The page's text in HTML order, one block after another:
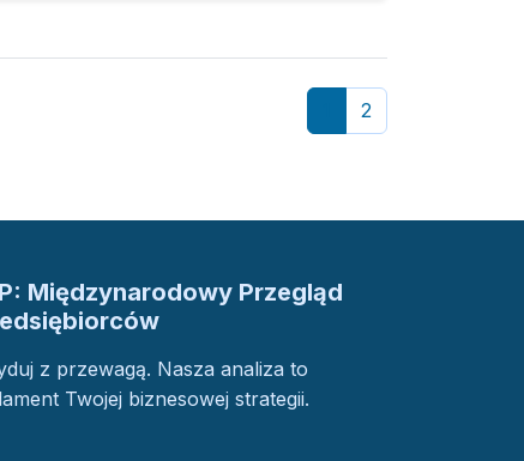
2
Międzynarodowy Przegląd
z przewagą. Nasza analiza to
Twojej biznesowej strategii.